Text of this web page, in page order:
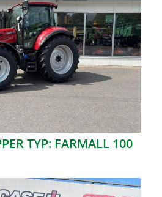
TYP: FARMALL 100